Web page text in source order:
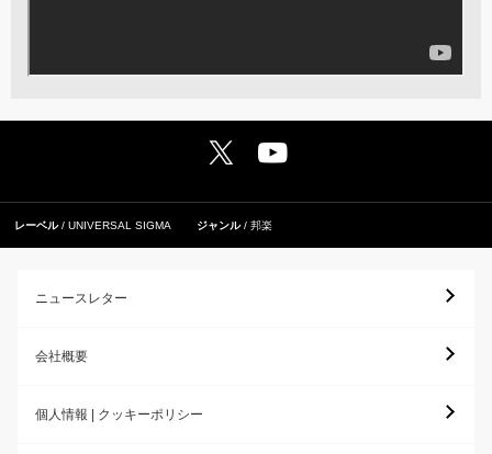
レーベル UNIVERSAL SIGMA ジャンル 邦楽
ニュースレター
会社概要
個人情報 | クッキーポリシー